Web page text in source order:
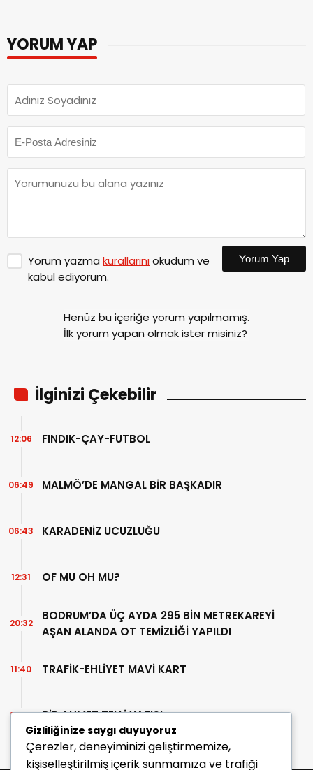
YORUM YAP
Yorum yazma kurallarınıokudum ve
kabul ediyorum.
Yorum Yap
Henüz bu içeriğe yorum yapılmamış.
İlk yorum yapan olmak ister misiniz?
İlginizi Çekebilir
FINDIK-ÇAY-FUTBOL
12:06
MALMÖ’DE MANGAL BİR BAŞKADIR
06:49
KARADENİZ UCUZLUĞU
06:43
OF MU OH MU?
12:31
BODRUM’DA ÜÇ AYDA 295 BİN METREKAREYİ
AŞAN ALANDA OT TEMİZLİĞİ YAPILDI
20:32
TRAFİK-EHLİYET MAVİ KART
11:40
BİR AHMET TELLİ YAZISI
07:30
Gizliliğinize saygı duyuyoruz
Çerezler, deneyiminizi geliştirmemize,
kişiselleştirilmiş içerik sunmamıza ve trafiği